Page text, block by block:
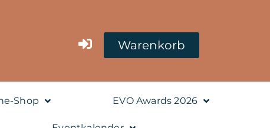
Warenkorb
Shop EVO Awards 2026